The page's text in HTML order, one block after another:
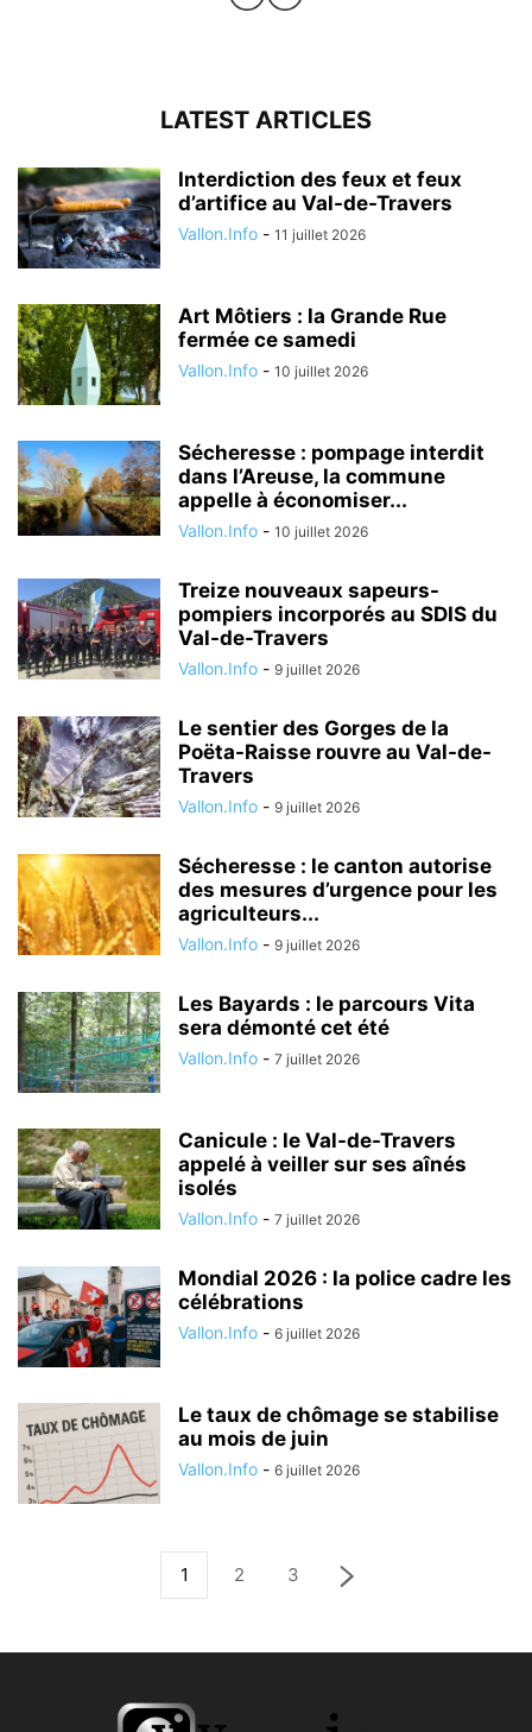
LATEST ARTICLES
Interdiction des feux et feux
d’artifice au Val-de-Travers
Vallon.Info - 11 juillet 2026
Art Môtiers : la Grande Rue
fermée ce samedi
Vallon.Info - 10 juillet 2026
Sécheresse : pompage interdit
dans l’Areuse, la commune
appelle à économiser...
Vallon.Info - 10 juillet 2026
Treize nouveaux sapeurs-
pompiers incorporés au SDIS du
Val-de-Travers
Vallon.Info - 9 juillet 2026
Le sentier des Gorges de la
Poëta-Raisse rouvre au Val-de-
Travers
Vallon.Info - 9 juillet 2026
Sécheresse : le canton autorise
des mesures d’urgence pour les
agriculteurs...
Vallon.Info - 9 juillet 2026
Les Bayards : le parcours Vita
sera démonté cet été
Vallon.Info - 7 juillet 2026
Canicule : le Val-de-Travers
appelé à veiller sur ses aînés
isolés
Vallon.Info - 7 juillet 2026
Mondial 2026 : la police cadre les
célébrations
Vallon.Info - 6 juillet 2026
Le taux de chômage se stabilise
au mois de juin
Vallon.Info - 6 juillet 2026
1 2 3